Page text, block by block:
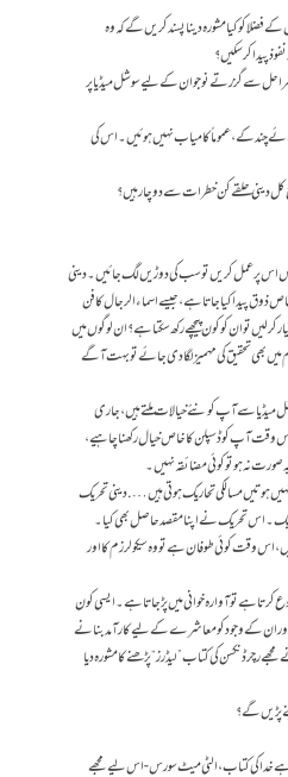
کو کیا مشورہ دینا پسند کریں گے کہ وہ
پیدا کرسکیں؟
مراحل سے گزرتے نوجوان کے لیے سوشل میڈیا پر
چند کے، عموماً کامیاب نہیں ہوئیں۔ اس کی
دینی حلقے کن خطرات سے دوچار ہیں؟
اس پر عمل کریں تو سب کی دوڑیں لگ جائیں۔ دینی
ذوق پیدا کیا جاتا ہے، جیسے اسماءالرجال کا فن
کرلیں تو ان کو کون پیچھے رکھ سکتا ہے؟ ان لوگوں میں
بھی تحقیق کی مہمیز لگادی جائے تو بہت آگے
سوشل میڈیا سے آپ کو نئے خیالات ملتے ہیں، جاری
وقت آپ کو ڈسپلن کا خاص خیال رکھنا چاہیے،
نہ ہو تو کوئی مضائقہ نہیں۔
نہیں ہوتیں مسالکی تحاریک ہوتی ہیں…. دینی تحریک
اس تحریک نے اپنا مقصد حاصل بھی کیا۔
اس وقت کوئی طوفان ہے تو وہ سیکولرزم کا اور
کرتا ہے تو آوارہ خوانی میں پڑجاتا ہے۔ ایسی کون
اور ان کے وجود کو معاشرے کے لیے کارآمد بنانے
نکسن کی کتاب ”لیڈرز“ پڑھنے کا مشورہ دیا
کی کتاب، الٹی میٹ سورس- اس لیے مجھے